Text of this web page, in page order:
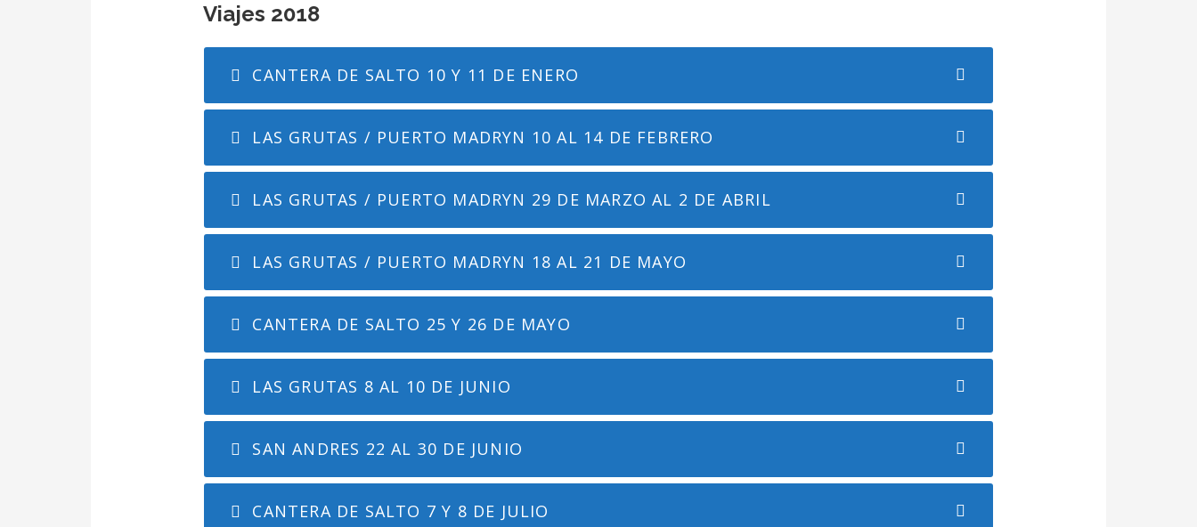
Viajes 2018
CANTERA DE SALTO 10 Y 11 DE ENERO
LAS GRUTAS / PUERTO MADRYN 10 AL 14 DE FEBRERO
LAS GRUTAS / PUERTO MADRYN 29 DE MARZO AL 2 DE ABRIL
LAS GRUTAS / PUERTO MADRYN 18 AL 21 DE MAYO
CANTERA DE SALTO 25 Y 26 DE MAYO
LAS GRUTAS 8 AL 10 DE JUNIO
SAN ANDRES 22 AL 30 DE JUNIO
CANTERA DE SALTO 7 Y 8 DE JULIO